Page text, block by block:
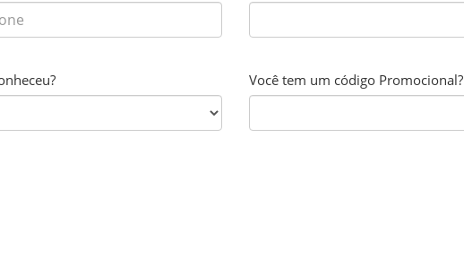
Você tem um código Promocional?